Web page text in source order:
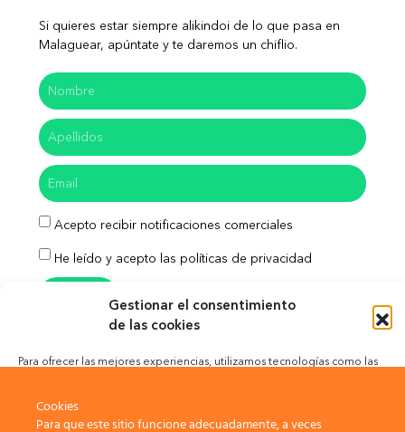
Gestionar el consentimiento
de las cookies
Para ofrecer las mejores experiencias, utilizamos tecnologías como las
el comportamiento de navegación o las identificaciones únicas en este
sitio. No consentir o retirar el consentimiento, puede afectar
Si quieres estar siempre alikindoi de lo que pasa en
Malaguear, apúntate y te daremos un chiflio.
Acepto recibir notificaciones comerciales
He leído y acepto las políticas de privacidad
Política de Cookies
Cookies
Para que este sitio funcione adecuadamente, a veces